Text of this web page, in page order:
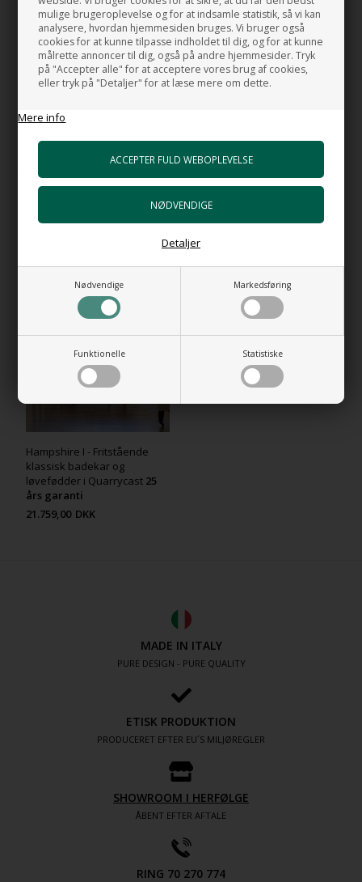
mulige brugeroplevelse og for at indsamle statistik, så vi kan
analysere, hvordan hjemmesiden bruges. Vi bruger også
cookies for at kunne tilpasse indholdet til dig, og for at kunne
målrette annoncer til dig, også på andre hjemmesider. Tryk
på "Accepter alle" for at acceptere vores brug af cookies,
eller tryk på "Detaljer" for at læse mere om dette.
Mere info
Nødvendige Markedsføring
Funktionelle Statistiske
Detaljer
Højde: 78/50 cm.
Fødder: Poleret messing
QUARRYCAST er et composite materiale bestående af mineralske
krystaler, som naturligt har en blank og hvid overflade.
Victoria & Albert 25 års reklamationsret.
Varen er ikke lagervare og fremstilles til hver kunde. (Se
tilvirkningskøb under vilkår)
Varen leveres i gadeplan på fortov.
Hampshire I - Fritstående
klassisk badekar og
løvefødder i Quarrycast 25
års garanti
21.759,00 DKK
MADE IN ITALY
PURE DESIGN - PURE QUALITY
ETISK PRODUKTION
PRODUCERET EFTER EU´S MILJØREGLER
SHOWROOM I HERFØLGE
ÅBENT EFTER AFTALE
RING 70 270 774